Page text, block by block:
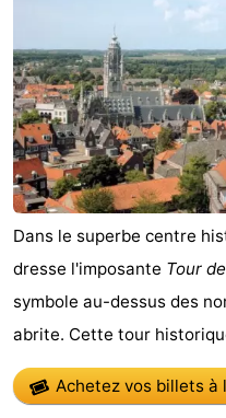
de
golf
Peche
Sportive
-
Equitation
Boire
et
manger
Événements
Conduite
de
l'anneau
Pratiques
Forum
Route
Dans le superbe centre
dresse l'imposante Tour
symbole au-dessus des
abrite. Cette tour
Achetez vos billets à